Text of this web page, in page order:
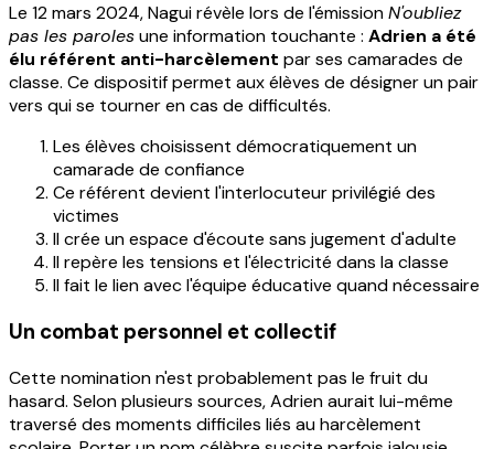
Le 12 mars 2024, Nagui révèle lors de l'émissionN'oubliez
pas les parolesune information touchante : Adrien a été
élu référent anti-harcèlement par ses camarades de
classe. Ce dispositif permet aux élèves de désigner un pair
vers qui se tourner en cas de difficultés.
Les élèves choisissent démocratiquement un
camarade de confiance
Ce référent devient l'interlocuteur privilégié des
victimes
Il crée un espace d'écoute sans jugement d'adulte
Il repère les tensions et l'électricité dans la classe
Il fait le lien avec l'équipe éducative quand nécessaire
Un combat personnel et collectif
Cette nomination n'est probablement pas le fruit du
hasard. Selon plusieurs sources, Adrien aurait lui-même
traversé des moments difficiles liés au harcèlement